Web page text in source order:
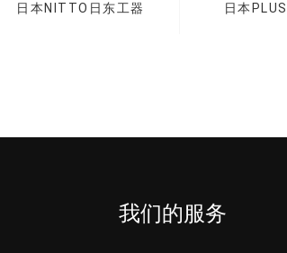
NITTO日东工器 日本PLUS品牌
我们的服务